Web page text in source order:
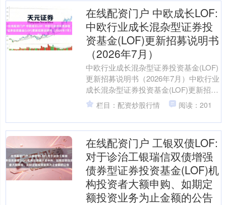
在线配资门户 中欧成长LOF:
中欧行业成长混杂型证券投
资基金(LOF)更新招募说明书
（2026年7月）
中欧行业成长混杂型证券投资基金(LOF)
更新招募说明书（2026年7月）中欧行业
成长混杂型证券投资基金(LOF)更新招募
说明书基金管理东谈主：中欧基金管理
有限公....
栏目：配资炒股行情 阅读：201
在线配资门户 工银双债LOF:
对于诊治工银瑞信双债增强
债券型证券投资基金(LOF)机
构投资者大额申购、如期定
额投资业务为止金额的公告